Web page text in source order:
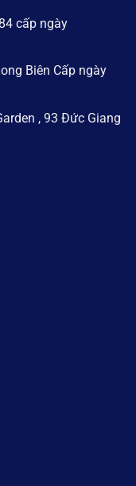
cấp ngày
Biên Cấp ngày
, 93 Đức Giang